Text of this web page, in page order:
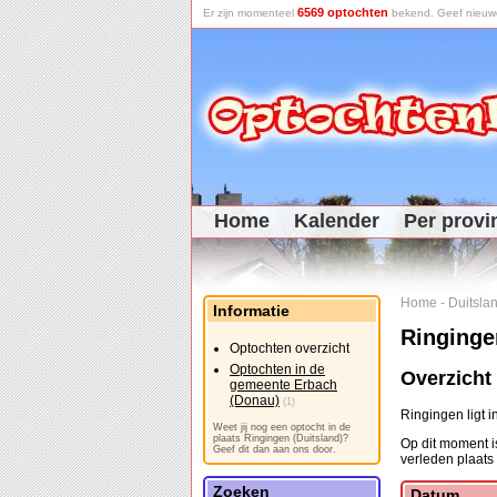
Er zijn momenteel 6569 optochten bekend. Geef
Home Kalender Per
Home -
Ringingen ligt
Op dit moment
verleden plaats
Informatie
Optochten overzicht
Optochten in de
gemeente Erbach
(Donau) (1)
Weet jij nog een optocht in de
plaats Ringingen (Duitsland)?
Geef dit dan aan ons door.
Zoeken